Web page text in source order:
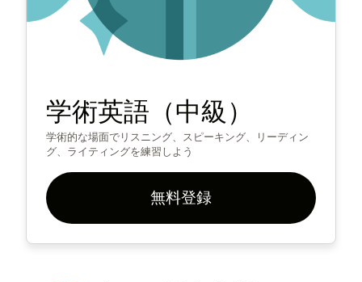
学術英語（中級）
学術的な場面でリスニング、スピーキング、リーディン
グ、ライティングを練習しよう
無料登録